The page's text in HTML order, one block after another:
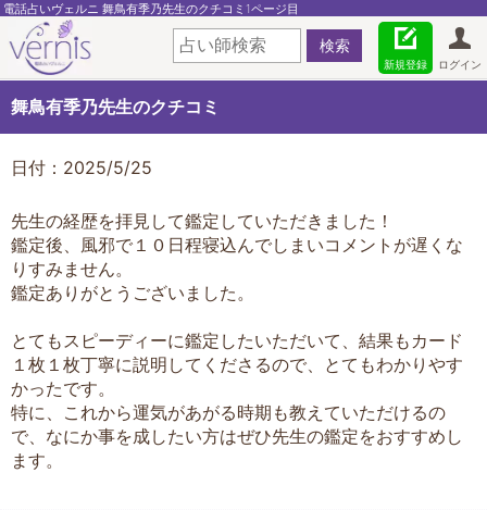
電話占いヴェルニ 舞鳥有季乃先生のクチコミ1ページ目
ログイン
新規登録
舞鳥有季乃先生のクチコミ
日付：2025/5/25
先生の経歴を拝見して鑑定していただきました！
鑑定後、風邪で１０日程寝込んでしまいコメントが遅くな
りすみません。
鑑定ありがとうございました。
とてもスピーディーに鑑定したいただいて、結果もカード
１枚１枚丁寧に説明してくださるので、とてもわかりやす
かったです。
特に、これから運気があがる時期も教えていただけるの
で、なにか事を成したい方はぜひ先生の鑑定をおすすめし
ます。